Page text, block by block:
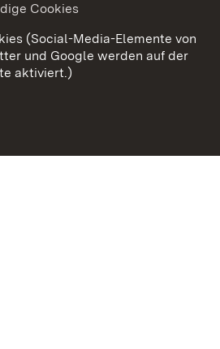
Benutzungshinweise
Cookies
Cookies
(Social-Media-Elemente von
und Google werden auf der
aktiviert.)